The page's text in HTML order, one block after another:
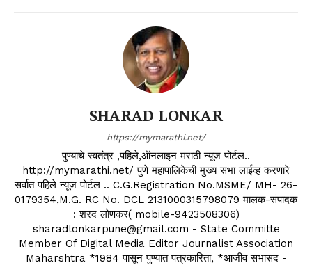
SHARAD LONKAR
https://mymarathi.net/
पुण्याचे स्वतंत्र ,पहिले,ऑनलाइन मराठी न्यूज पोर्टल..
http://mymarathi.net/ पुणे महापालिकेची मुख्य सभा लाईव्ह करणारे
सर्वात पहिले न्यूज पोर्टल .. C.G.Registration No.MSME/ MH- 26-
0179354,M.G. RC No. DCL 2131000315798079 मालक-संपादक
: शरद लोणकर( mobile-9423508306)
sharadlonkarpune@gmail.com - State Committe
Member Of Digital Media Editor Journalist Association
Maharshtra *1984 पासून पुण्यात पत्रकारिता, *आजीव सभासद -